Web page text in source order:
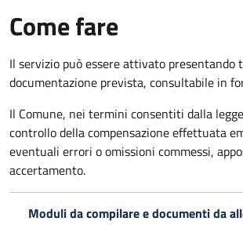
Come fare
Il servizio può essere attivato presentando
documentazione prevista, consultabile in
Il Comune, nei termini consentiti dalla
controllo della compensazione effettuata
eventuali errori o omissioni commessi,
accertamento.
Moduli da compilare e documenti da